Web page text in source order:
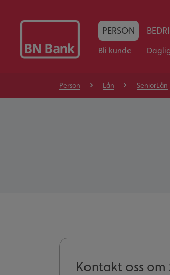
PERSON
Bli kunde
Person Lån SeniorLån
Kontakt oss om